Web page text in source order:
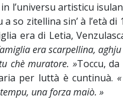
in l’universu artisticu
so zitellina sin’ à l’età
era di Letia,
era scarpellina,
chè muratore. »Toccu,
per luttà è cuntinuà.
una forza maiò. »